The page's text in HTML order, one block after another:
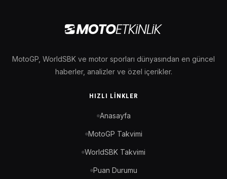
MotoGP, WorldSBK ve motor sporları dünyasından en güncel
haberler, analizler ve özel içerikler.
HIZLI LINKLER
Anasayfa
MotoGP Takvimi
WorldSBK Takvimi
Puan Durumu